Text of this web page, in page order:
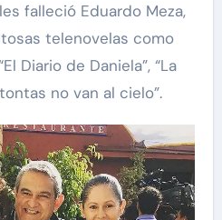
falleció Eduardo Meza,
telenovelas como
Diario de Daniela”, “La
no van al cielo”.